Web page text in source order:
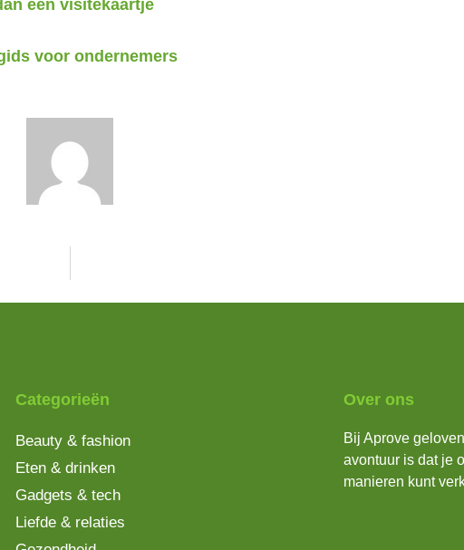
een visitekaartje
voor ondernemers
Categorieën
Beauty & fashion
Eten & drinken
Gadgets & tech
Liefde & relaties
Over ons
Bij Aprove
avontuur is dat je
manieren kunt